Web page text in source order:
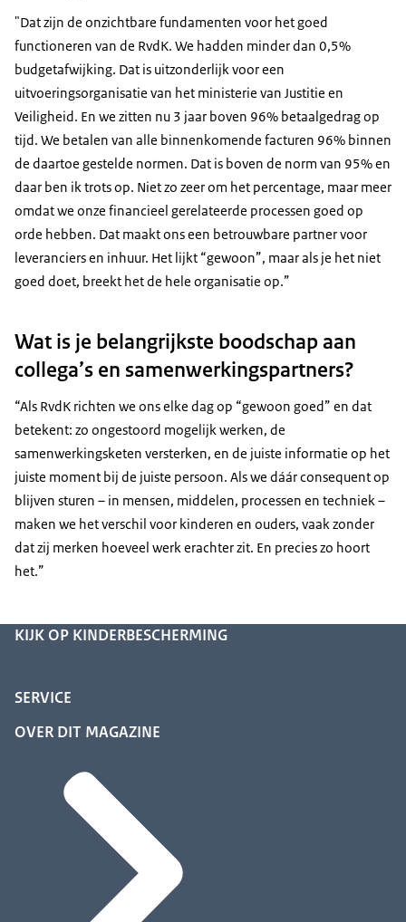
"Dat zijn de onzichtbare fundamenten voor het goed
functioneren van de RvdK. We hadden minder dan 0,5%
budgetafwijking. Dat is uitzonderlijk voor een
uitvoeringsorganisatie van het ministerie van Justitie en
Veiligheid. En we zitten nu 3 jaar boven 96% betaalgedrag op
tijd. We betalen van alle binnenkomende facturen 96% binnen
de daartoe gestelde normen. Dat is boven de norm van 95% en
daar ben ik trots op. Niet zo zeer om het percentage, maar meer
omdat we onze financieel gerelateerde processen goed op
orde hebben. Dat maakt ons een betrouwbare partner voor
leveranciers en inhuur. Het lijkt “gewoon”, maar als je het niet
goed doet, breekt het de hele organisatie op.”
Wat is je belangrijkste boodschap aan
collega’s en samenwerkingspartners?
“Als RvdK richten we ons elke dag op “gewoon goed” en dat
betekent: zo ongestoord mogelijk werken, de
samenwerkingsketen versterken, en de juiste informatie op het
juiste moment bij de juiste persoon. Als we dáár consequent op
blijven sturen – in mensen, middelen, processen en techniek –
maken we het verschil voor kinderen en ouders, vaak zonder
dat zij merken hoeveel werk erachter zit. En precies zo hoort
het.”
KIJK OP KINDERBESCHERMING
SERVICE
OVER DIT MAGAZINE